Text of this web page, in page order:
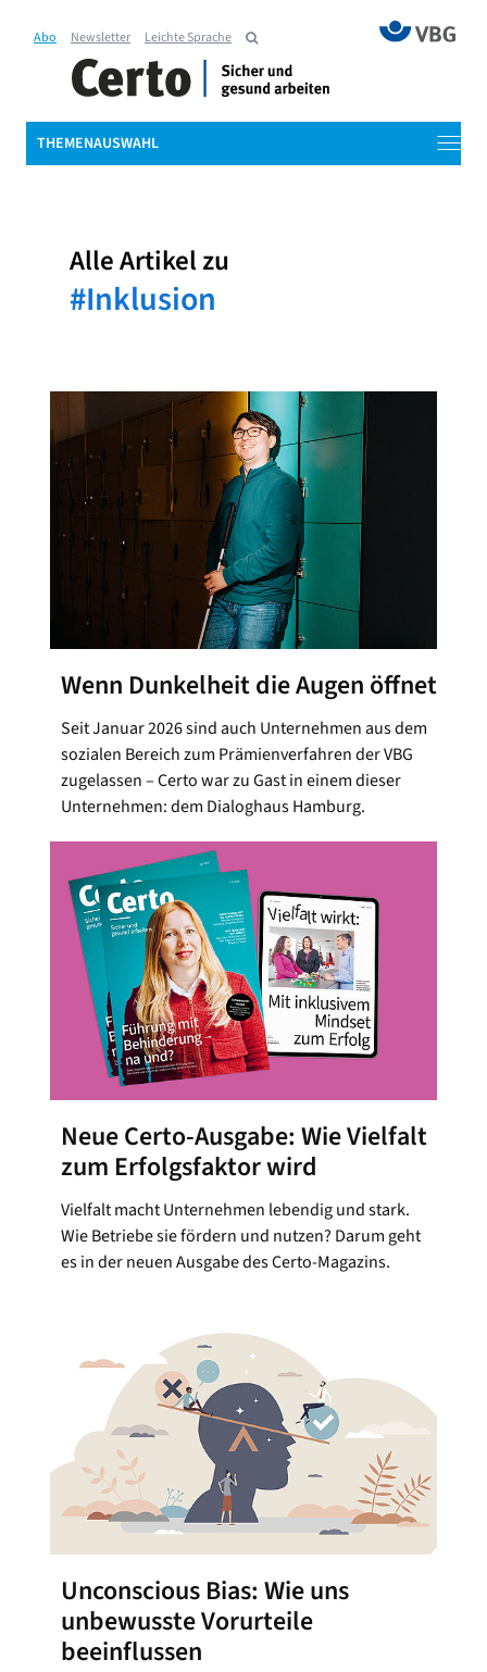
Abo Newsletter Leichte Sprache
THEMENAUSWAHL
Alle Artikel zu
#Inklusion
Wenn Dunkelheit die Augen öffnet
Seit Januar 2026 sind auch Unternehmen aus dem
sozialen Bereich zum Prämienverfahren der VBG
zugelassen – Certo war zu Gast in einem dieser
Unternehmen: dem Dialoghaus Hamburg.
Neue Certo-Ausgabe: Wie Vielfalt
zum Erfolgsfaktor wird
Vielfalt macht Unternehmen lebendig und stark.
Wie Betriebe sie fördern und nutzen? Darum geht
es in der neuen Ausgabe des Certo-Magazins.
Unconscious Bias: Wie uns
unbewusste Vorurteile
beeinflussen